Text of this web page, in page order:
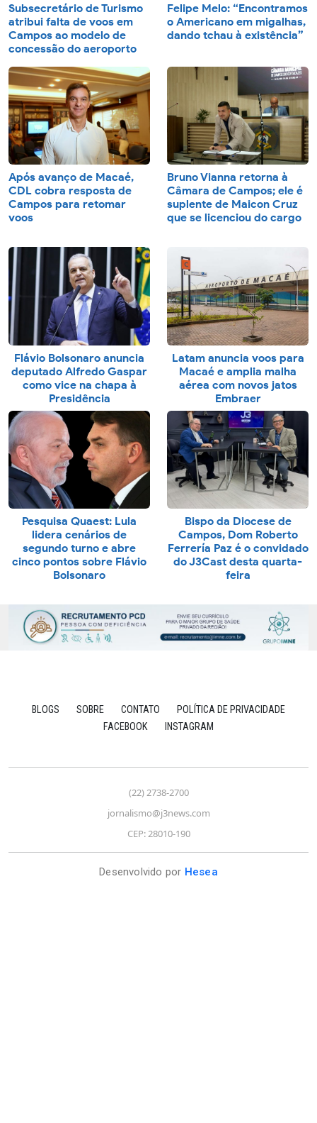
Subsecretário de Turismo
atribui falta de voos em
Campos ao modelo de
concessão do aeroporto
Felipe Melo: “Encontramos
o Americano em migalhas,
dando tchau à existência”
Após avanço de Macaé,
CDL cobra resposta de
Campos para retomar
voos
Bruno Vianna retorna à
Câmara de Campos; ele é
suplente de Maicon Cruz
que se licenciou do cargo
Flávio Bolsonaro anuncia
deputado Alfredo Gaspar
como vice na chapa à
Presidência
Latam anuncia voos para
Macaé e amplia malha
aérea com novos jatos
Embraer
Pesquisa Quaest: Lula
lidera cenários de
segundo turno e abre
cinco pontos sobre Flávio
Bolsonaro
Bispo da Diocese de
Campos, Dom Roberto
Ferrería Paz é o convidado
do J3Cast desta quarta-
feira
BLOGS SOBRE CONTATO
POLÍTICA DE PRIVACIDADE
FACEBOOK
INSTAGRAM
(22) 2738-2700
jornalismo@j3news.com
CEP: 28010-190
Desenvolvido por Hesea